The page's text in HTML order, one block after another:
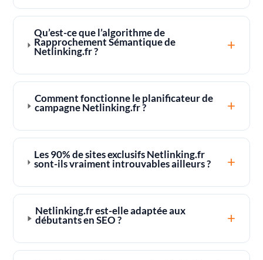
Qu’est-ce que l’algorithme de
Rapprochement Sémantique de
Netlinking.fr ? +
Comment fonctionne le planificateur de
campagne Netlinking.fr ? +
Les 90% de sites exclusifs Netlinking.fr
sont-ils vraiment introuvables ailleurs ? +
Netlinking.fr est-elle adaptée aux
débutants en SEO ? +